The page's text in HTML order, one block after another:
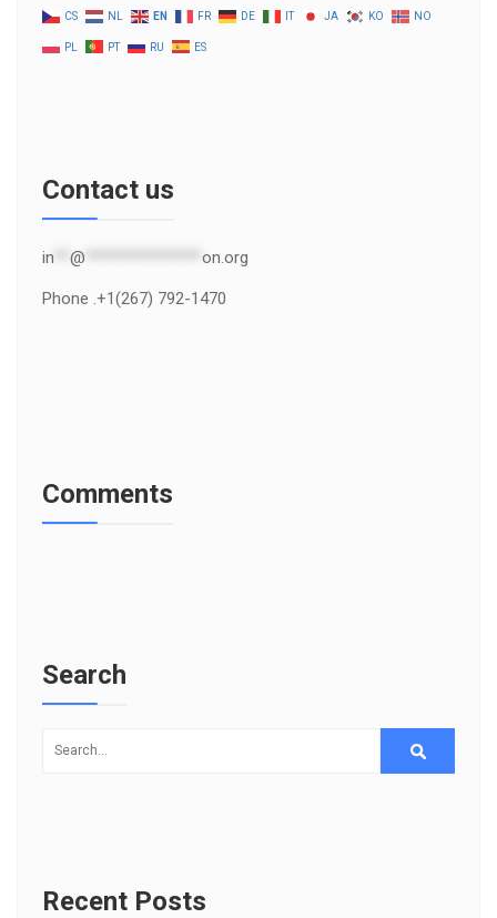
CS NL EN FR DE IT JA KO NO
PL PT RU ES
Contact us
in @ on.org
Phone .+1(267) 792-1470
Comments
Search
Recent Posts